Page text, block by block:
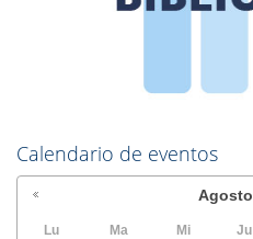
Calendario de eventos
Agosto
Lu Ma Mi Ju